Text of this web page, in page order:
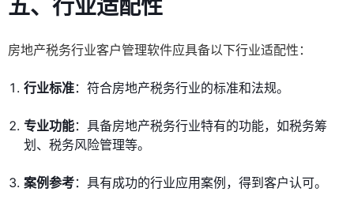
五、 行业适配性
房地产税务行业客户管理软件应具备以下行业适配性：
行业标准：符合房地产税务行业的标准和法规。
专业功能：具备房地产税务行业特有的功能，如税务筹
划、税务风险管理等。
案例参考：具有成功的行业应用案例，得到客户认可。